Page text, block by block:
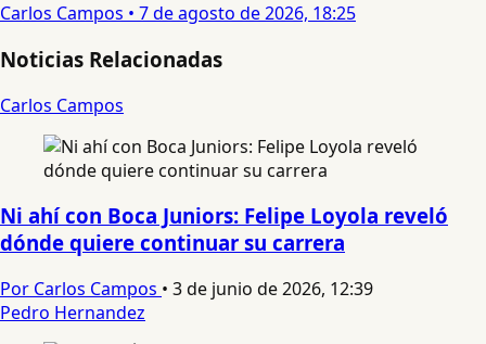
Carlos Campos • 7 de agosto de 2026, 18:25
Noticias Relacionadas
Carlos Campos
Ni ahí con Boca Juniors: Felipe Loyola reveló
dónde quiere continuar su carrera
Por Carlos Campos • 3 de junio de 2026, 12:39
Pedro Hernandez